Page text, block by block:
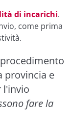
di incarichi.
come prima
provincia e
l'invio
fare la